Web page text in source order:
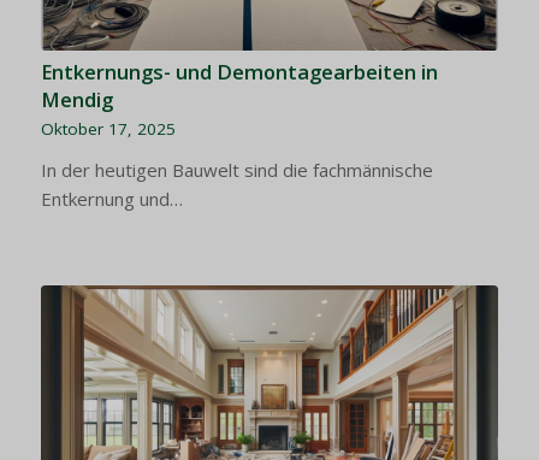
Entkernungs- und Demontagearbeiten in
Mendig
Oktober 17, 2025
In der heutigen Bauwelt sind die fachmännische
Entkernung und…